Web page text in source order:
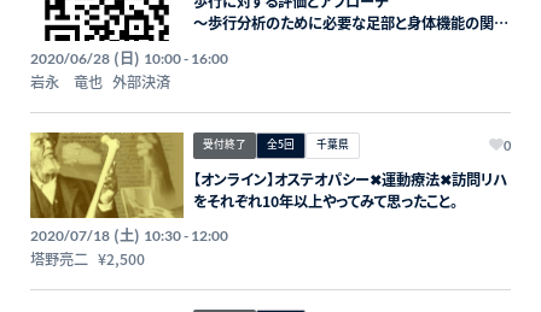
〜歩行分析のために必要な足部と身体機能の関連
2020/06/28 (日) 10:00 - 16:00
岩永 竜也 外部決済
受付終了 全5回 千葉県 0
【オンライン】オステオパシー✖運動療法✖訪問リハ
をそれぞれ10年以上やってみて思ったこと。
2020/07/18 (土) 10:30 - 12:00
塔野亮二 ¥2,500